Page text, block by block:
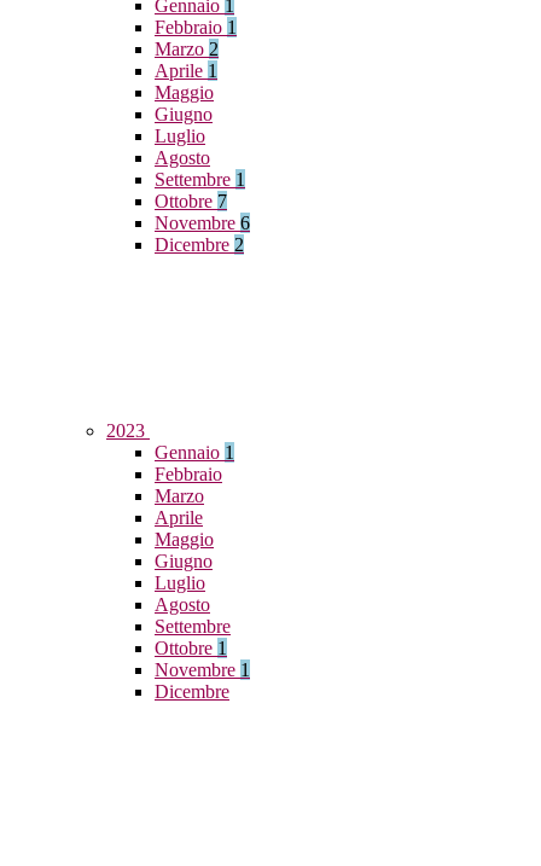
Gennaio 1
Febbraio 1
Marzo 2
Aprile 1
Maggio
Giugno
Luglio
Agosto
Settembre 1
Ottobre 7
Novembre 6
Dicembre 2
2023
Gennaio 1
Febbraio
Marzo
Aprile
Maggio
Giugno
Luglio
Agosto
Settembre
Ottobre 1
Novembre 1
Dicembre